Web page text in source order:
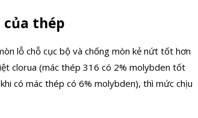
của thép
lỗ chỗ cục bộ và chống mòn kẻ nứt tốt hơn
clorua (mác thép 316 có 2% molybden tốt
có mác thép có 6% molybden), thì mức chịu